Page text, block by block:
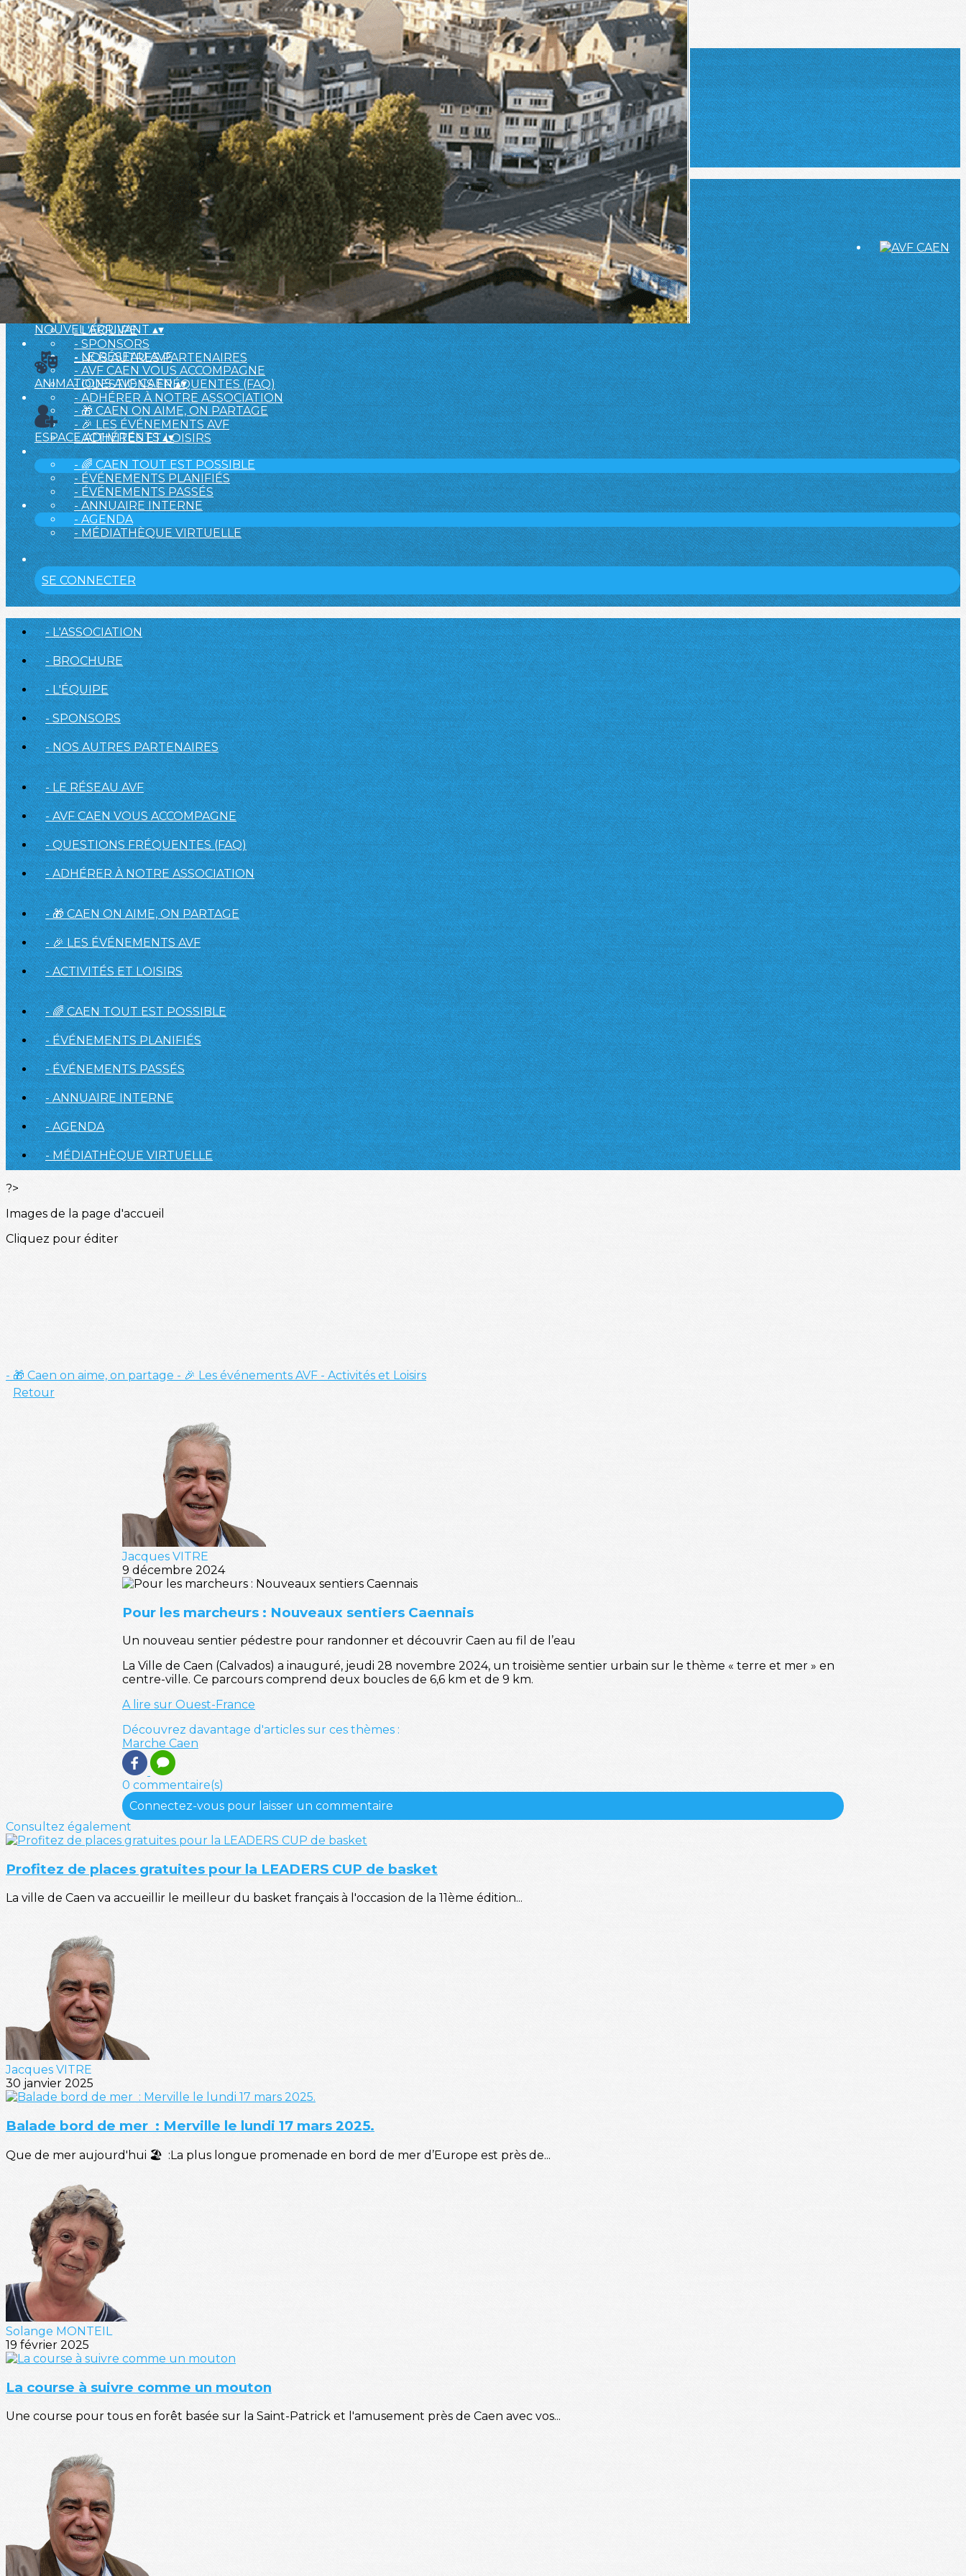
Exporter les lignes sélectionnées
Exporter toutes les colonnes
Exporter uniquement les colonnes affichées
Menu
<
>
- 🎁 Caen on aime, on partage
- 🎉 Les événements AVF
- Activités et Loisirs
Ajoutez un logo, un bouton, des réseaux sociaux
Cliquez pour éditer
L'ASSOCIATION▴▾
- L'ASSOCIATION
- BROCHURE
- L'ÉQUIPE
- SPONSORS
- NOS AUTRES PARTENAIRES
NOUVEL ARRIVANT▴▾
- LE RÉSEAU AVF
- AVF CAEN VOUS ACCOMPAGNE
- QUESTIONS FRÉQUENTES (FAQ)
- ADHÉRER À NOTRE ASSOCIATION
ANIMATIONS AVF CAEN▴▾
- 🎁 CAEN ON AIME, ON PARTAGE
- 🎉 LES ÉVÉNEMENTS AVF
- ACTIVITÉS ET LOISIRS
ESPACE ADHÉRENTS▴▾
- 🌈 CAEN TOUT EST POSSIBLE
- ÉVÉNEMENTS PLANIFIÉS
- ÉVÉNEMENTS PASSÉS
- ANNUAIRE INTERNE
- AGENDA
- MÉDIATHÈQUE VIRTUELLE
SE CONNECTER
- L'ASSOCIATION
- BROCHURE
- L'ÉQUIPE
- SPONSORS
- NOS AUTRES PARTENAIRES
- LE RÉSEAU AVF
- AVF CAEN VOUS ACCOMPAGNE
- QUESTIONS FRÉQUENTES (FAQ)
- ADHÉRER À NOTRE ASSOCIATION
- 🎁 CAEN ON AIME, ON PARTAGE
- 🎉 LES ÉVÉNEMENTS AVF
- ACTIVITÉS ET LOISIRS
- 🌈 CAEN TOUT EST POSSIBLE
- ÉVÉNEMENTS PLANIFIÉS
- ÉVÉNEMENTS PASSÉS
- ANNUAIRE INTERNE
- AGENDA
- MÉDIATHÈQUE VIRTUELLE
?>
Images de la page d'accueil
Cliquez pour éditer
- 🎁 Caen on aime, on partage - 🎉 Les événements AVF - Activités et Loisirs
Retour
Jacques VITRE
9 décembre 2024
Pour les marcheurs : Nouveaux sentiers Caennais
Un nouveau sentier pédestre pour randonner et découvrir Caen au fil de l’eau
La Ville de Caen (Calvados) a inauguré, jeudi 28 novembre 2024, un troisième sentier urbain sur le thème « terre et mer » en
centre-ville. Ce parcours comprend deux boucles de 6,6 km et de 9 km.
A lire sur Ouest-France
Découvrez davantage d'articles sur ces thèmes :
Marche Caen
0 commentaire(s)
Connectez-vous pour laisser un commentaire
Consultez également
Profitez de places gratuites pour la LEADERS CUP de basket
La ville de Caen va accueillir le meilleur du basket français à l'occasion de la 11ème édition...
Jacques VITRE
30 janvier 2025
Balade bord de mer : Merville le lundi 17 mars 2025.
Que de mer aujourd'hui 🏖️ :La plus longue promenade en bord de mer d’Europe est près de...
Solange MONTEIL
19 février 2025
La course à suivre comme un mouton
Une course pour tous en forêt basée sur la Saint-Patrick et l'amusement près de Caen avec vos...